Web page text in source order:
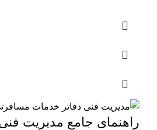
راهنمای جامع مدیریت